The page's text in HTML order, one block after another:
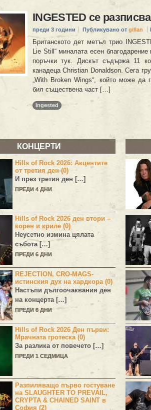
INGESTED се
преди 3 години Публикувано от gillan
Британското дет метъл трио
Lie Still“ миналата есен
поръчки тук. Дискът съдържа 11
канадеца Christian Donaldson. Сега
„With Broken Wings“, който може
бил съществена част […]
Ingested
КОНЦЕРТИ
Hills of Rock 2026: Акцентите
от третия ден (0)
И през третия ден […]
ПРЕДИ 4 ДНИ
Hills of Rock 2026 ден втори –
корен и криле (0)
Неусетно измина цялата
събота […]
ПРЕДИ 6 ДНИ
REJECTION, CRO-MAGS-
истинския дух на хардкора (0)
Настъпи дългоочаквания ден
на концерта […]
ПРЕДИ 6 ДНИ
Hills of Rock 2026 Ден първи:
Мрачната гротеска (0)
За разлика от повечето […]
ПРЕДИ 1 СЕДМИЦА
Разпиляващо първо гостуване
на SLAUGHTER TO PREVAIL,
CRYPTA & CHAINED SAINT в
София (2)